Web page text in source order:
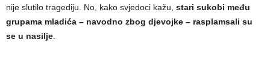
nije slutilo tragediju. No, kako svjedoci kažu, stari sukobi među
grupama mladića – navodno zbog djevojke – rasplamsali su
se u nasilje